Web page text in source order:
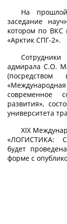
На
заседание
котором по
«Арктик СПГ-2».
адмирала С.О.
(посредством
современное
развития»,
университета
XIX
«ЛОГИСТИКА:
будет
форме с